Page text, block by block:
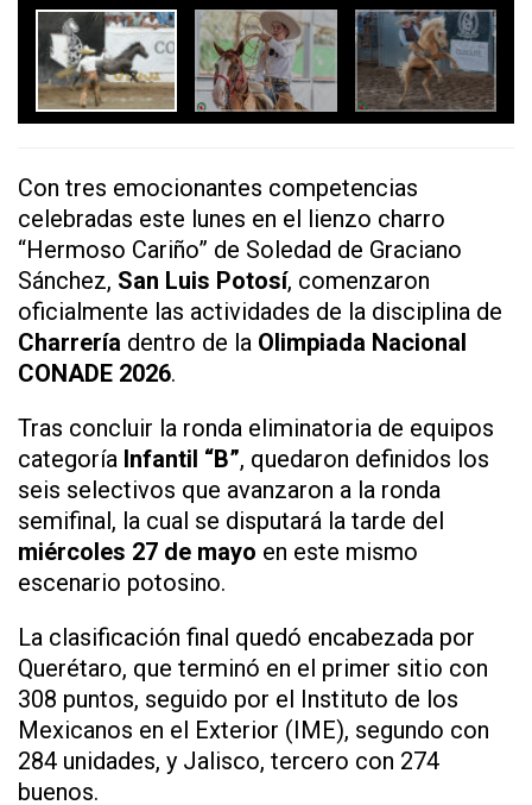
Con tres emocionantes competencias
celebradas este lunes en el lienzo charro
“Hermoso Cariño” de Soledad de Graciano
Sánchez, San Luis Potosí, comenzaron
oficialmente las actividades de la disciplina de
Charrería dentro de la Olimpiada Nacional
CONADE 2026.
Tras concluir la ronda eliminatoria de equipos
categoría Infantil “B”, quedaron definidos los
seis selectivos que avanzaron a la ronda
semifinal, la cual se disputará la tarde del
miércoles 27 de mayo en este mismo
escenario potosino.
La clasificación final quedó encabezada por
Querétaro, que terminó en el primer sitio con
308 puntos, seguido por el Instituto de los
Mexicanos en el Exterior (IME), segundo con
284 unidades, y Jalisco, tercero con 274
buenos.